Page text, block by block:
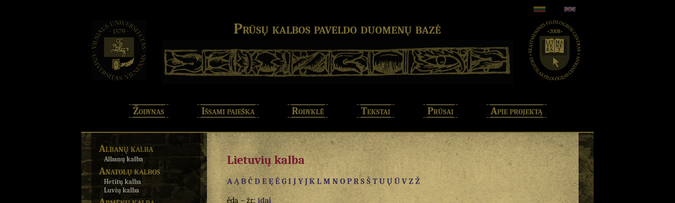
Prūsų kalbos paveldo duomenų bazė
Žodynas Išsami paieška Rodyklė Tekstai Prūsai Apie projektą
Albanų kalba
Albanų kalba
Anatolų kalbos
Hetitų kalba
Luvių kalba
Lietuvių kalba
A Ą B Č D E Ę Ė G I Į Y J K L M N O P R S Š T U Ų Ū V Z Ž
ė́da – žr.:īdai